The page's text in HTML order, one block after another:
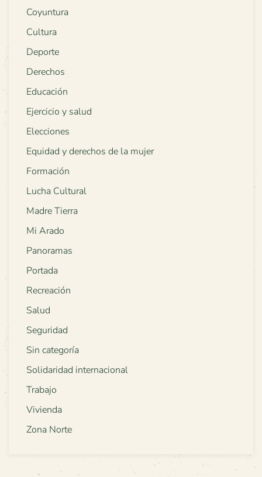
Coyuntura
Cultura
Deporte
Derechos
Educación
Ejercicio y salud
Elecciones
Equidad y derechos de la mujer
Formación
Lucha Cultural
Madre Tierra
Mi Arado
Panoramas
Portada
Recreación
Salud
Seguridad
Sin categoría
Solidaridad internacional
Trabajo
Vivienda
Zona Norte